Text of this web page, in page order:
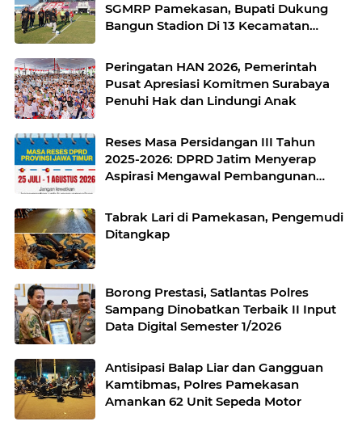
SGMRP Pamekasan, Bupati Dukung
Bangun Stadion Di 13 Kecamatan
Peringatan HAN 2026, Pemerintah
Pusat Apresiasi Komitmen Surabaya
Penuhi Hak dan Lindungi Anak
Reses Masa Persidangan III Tahun
2025-2026: DPRD Jatim Menyerap
Aspirasi Mengawal Pembangunan
Tabrak Lari di Pamekasan, Pengemudi
Ditangkap
Borong Prestasi, Satlantas Polres
Sampang Dinobatkan Terbaik II Input
Data Digital Semester 1/2026
Antisipasi Balap Liar dan Gangguan
Kamtibmas, Polres Pamekasan
Amankan 62 Unit Sepeda Motor